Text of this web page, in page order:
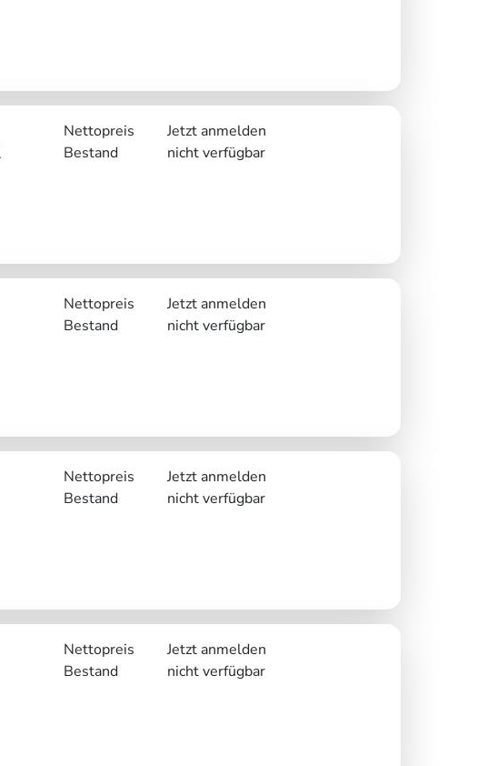
Nettopreis
Jetzt anmelden
Bestand
nicht verfügbar
Nettopreis
Jetzt anmelden
Bestand
nicht verfügbar
Nettopreis
Jetzt anmelden
Bestand
nicht verfügbar
Nettopreis
Jetzt anmelden
Bestand
nicht verfügbar